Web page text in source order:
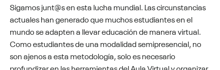
Sigamos junt@s en esta lucha mundial. Las circunstancias
actuales han generado que muchos estudiantes en el
mundo se adapten a llevar educación de manera virtual.
Como estudiantes de una modalidad semipresencial, no
son ajenos a esta metodología, solo es necesario
profundizar en las herramientas del Aula Virtual y organizar